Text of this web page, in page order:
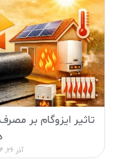
تاثیر ایزوگام بر
آذر 26, 1404